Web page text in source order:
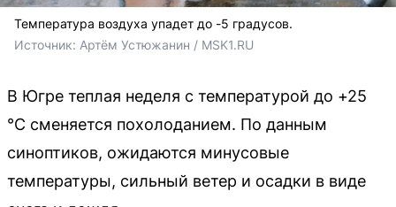
Температура воздуха упадет до -5 градусов.
Источник: Артём Устюжанин / MSK1.RU
В Югре теплая неделя с температурой до +25
°C сменяется похолоданием. По данным
синоптиков, ожидаются минусовые
температуры, сильный ветер и осадки в виде